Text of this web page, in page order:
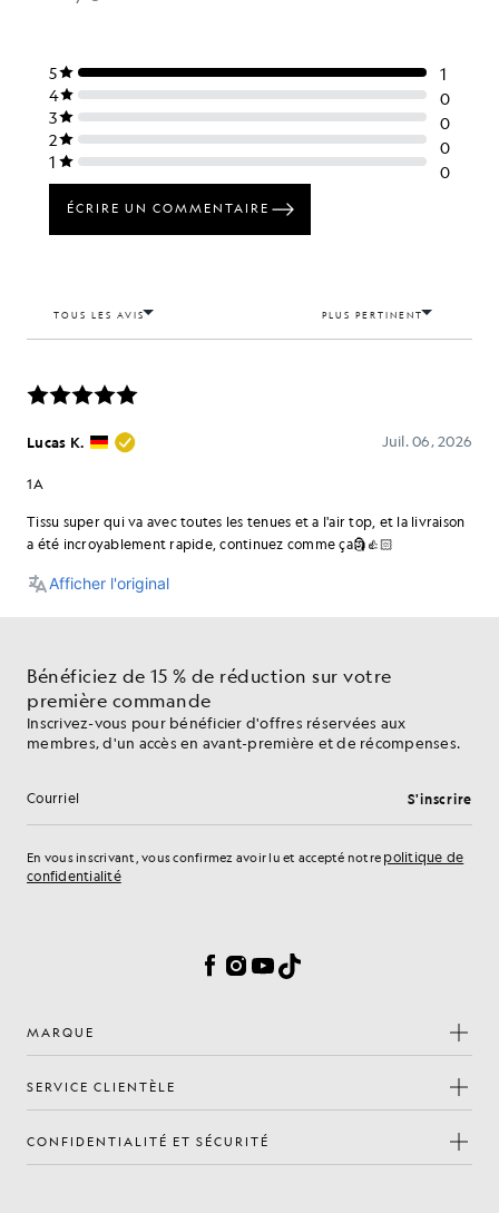
Bénéficiez de 15 % de réduction sur votre
première commande
Inscrivez-vous pour bénéficier d'offres réservées aux
membres, d'un accès en avant-première et de récompenses.
Adresse e-mail S'inscrire
En vous inscrivant, vous confirmez avoir lu et accepté notre politique de
confidentialité
Facebook
Instagram
YouTube
TikTok
MARQUE
SERVICE CLIENTÈLE
CONFIDENTIALITÉ ET SÉCURITÉ